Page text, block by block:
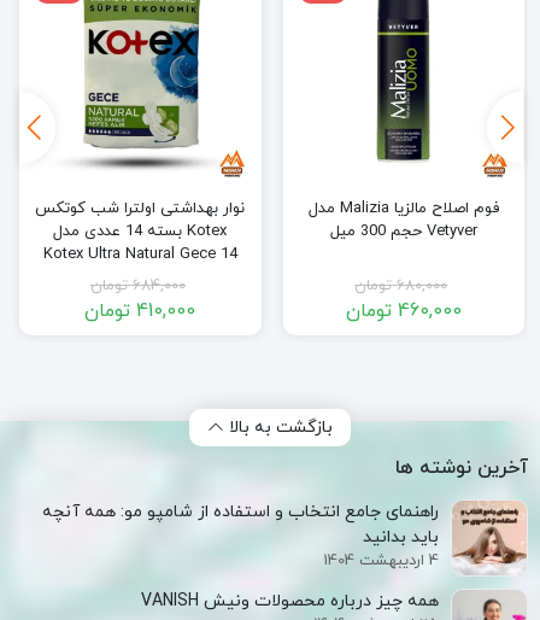
فوم اصلاح مالزیا Malizia مدل
Vetyver حجم 300 میل
680,000 تومان
460,000 تومان
نوار بهداشتی اولترا شب کوتکس
Kotex بسته 14 عددی مدل
Kotex Ultra Natural Gece 14
pcs
684,000 تومان
410,000 تومان
بازگشت به بالا
آخرین نوشته ها
راهنمای جامع انتخاب و استفاده از شامپو مو: همه آنچه
باید بدانید
4 اردیبهشت 1404
همه‌ چیز درباره محصولات ونیش VANISH